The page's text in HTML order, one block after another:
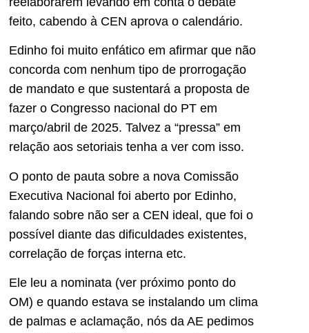
feito, cabendo à CEN aprova o calendário.
Edinho foi muito enfático em afirmar que não
concorda com nenhum tipo de prorrogação
de mandato e que sustentará a proposta de
fazer o Congresso nacional do PT em
março/abril de 2025. Talvez a “pressa” em
relação aos setoriais tenha a ver com isso.
O ponto de pauta sobre a nova Comissão
Executiva Nacional foi aberto por Edinho,
falando sobre não ser a CEN ideal, que foi o
possível diante das dificuldades existentes,
correlação de forças interna etc.
Ele leu a nominata (ver próximo ponto do
OM) e quando estava se instalando um clima
de palmas e aclamação, nós da AE pedimos